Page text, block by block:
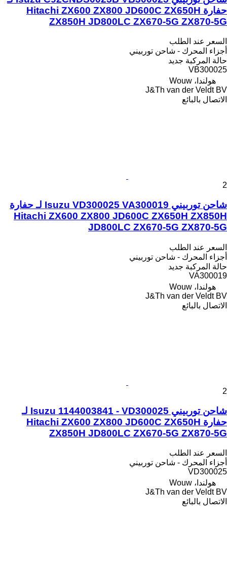
حفارة Hitachi ZX600 ZX800 JD600C ZX650H
ZX850H JD800LC ZX670-5G ZX870-5G
السعر عند الطلب
أجزاء المحرك - شاحن توربيني
حالة المركبة جديد
VB300025
هولندا، Wouw
J&Th van der Veldt BV
الاتصال بالبائع
2
شاحن توربيني Isuzu VD300025 VA300019 لـ حفارة
Hitachi ZX600 ZX800 JD600C ZX650H ZX850H
JD800LC ZX670-5G ZX870-5G
السعر عند الطلب
أجزاء المحرك - شاحن توربيني
حالة المركبة جديد
VA300019
هولندا، Wouw
J&Th van der Veldt BV
الاتصال بالبائع
2
شاحن توربيني Isuzu 1144003841 - VD300025 لـ
حفارة Hitachi ZX600 ZX800 JD600C ZX650H
ZX850H JD800LC ZX670-5G ZX870-5G
السعر عند الطلب
أجزاء المحرك - شاحن توربيني
VD300025
هولندا، Wouw
J&Th van der Veldt BV
الاتصال بالبائع